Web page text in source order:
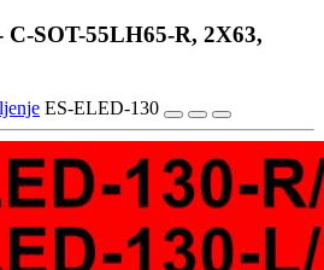
SOT-55LH65-R, 2X63,
ES-ELED-130